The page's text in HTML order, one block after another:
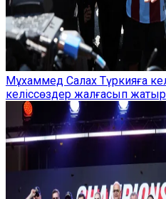
Мұхаммед Салах Түркияға
келіссөздер жалғасып жатыр